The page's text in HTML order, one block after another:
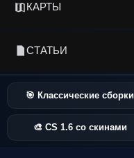
КАРТЫ
СТАТЬИ
🎯 Классические сборки
🎨 CS 1.6 со скинами